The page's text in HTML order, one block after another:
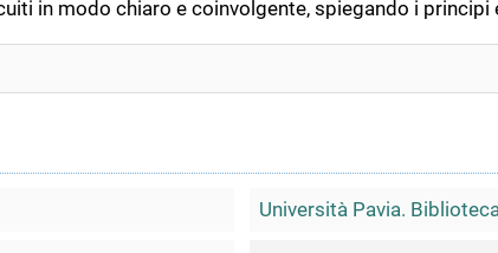
in modo chiaro e coinvolgente, spiegando i
Università Pavia.